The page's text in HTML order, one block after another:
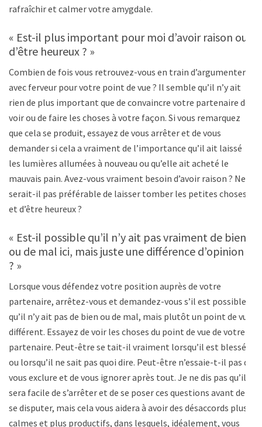
rafraîchir et calmer votre amygdale.
« Est-il plus important pour moi d’avoir raison ou
d’être heureux ? »
Combien de fois vous retrouvez-vous en train d’argumenter
avec ferveur pour votre point de vue ? Il semble qu’il n’y ait
rien de plus important que de convaincre votre partenaire de
voir ou de faire les choses à votre façon. Si vous remarquez
que cela se produit, essayez de vous arrêter et de vous
demander si cela a vraiment de l’importance qu’il ait laissé
les lumières allumées à nouveau ou qu’elle ait acheté le
mauvais pain. Avez-vous vraiment besoin d’avoir raison ? Ne
serait-il pas préférable de laisser tomber les petites choses
et d’être heureux ?
« Est-il possible qu’il n’y ait pas vraiment de bien
ou de mal ici, mais juste une différence d’opinion
? »
Lorsque vous défendez votre position auprès de votre
partenaire, arrêtez-vous et demandez-vous s’il est possible
qu’il n’y ait pas de bien ou de mal, mais plutôt un point de vue
différent. Essayez de voir les choses du point de vue de votre
partenaire. Peut-être se tait-il vraiment lorsqu’il est blessé
ou lorsqu’il ne sait pas quoi dire. Peut-être n’essaie-t-il pas de
vous exclure et de vous ignorer après tout. Je ne dis pas qu’il
sera facile de s’arrêter et de se poser ces questions avant de
se disputer, mais cela vous aidera à avoir des désaccords plus
calmes et plus productifs, dans lesquels, idéalement, vous